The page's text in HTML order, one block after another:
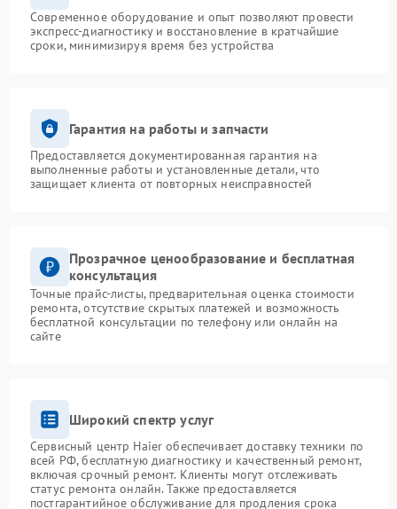
Современное оборудование и опыт позволяют провести
экспресс-диагностику и восстановление в кратчайшие
сроки, минимизируя время без устройства
Гарантия на работы и запчасти
Предоставляется документированная гарантия на
выполненные работы и установленные детали, что
защищает клиента от повторных неисправностей
Прозрачное ценообразование и бесплатная
консультация
Точные прайс-листы, предварительная оценка стоимости
ремонта, отсутствие скрытых платежей и возможность
бесплатной консультации по телефону или онлайн на
сайте
Широкий спектр услуг
Сервисный центр Haier обеспечивает доставку техники по
всей РФ, бесплатную диагностику и качественный ремонт,
включая срочный ремонт. Клиенты могут отслеживать
статус ремонта онлайн. Также предоставляется
постгарантийное обслуживание для продления срока